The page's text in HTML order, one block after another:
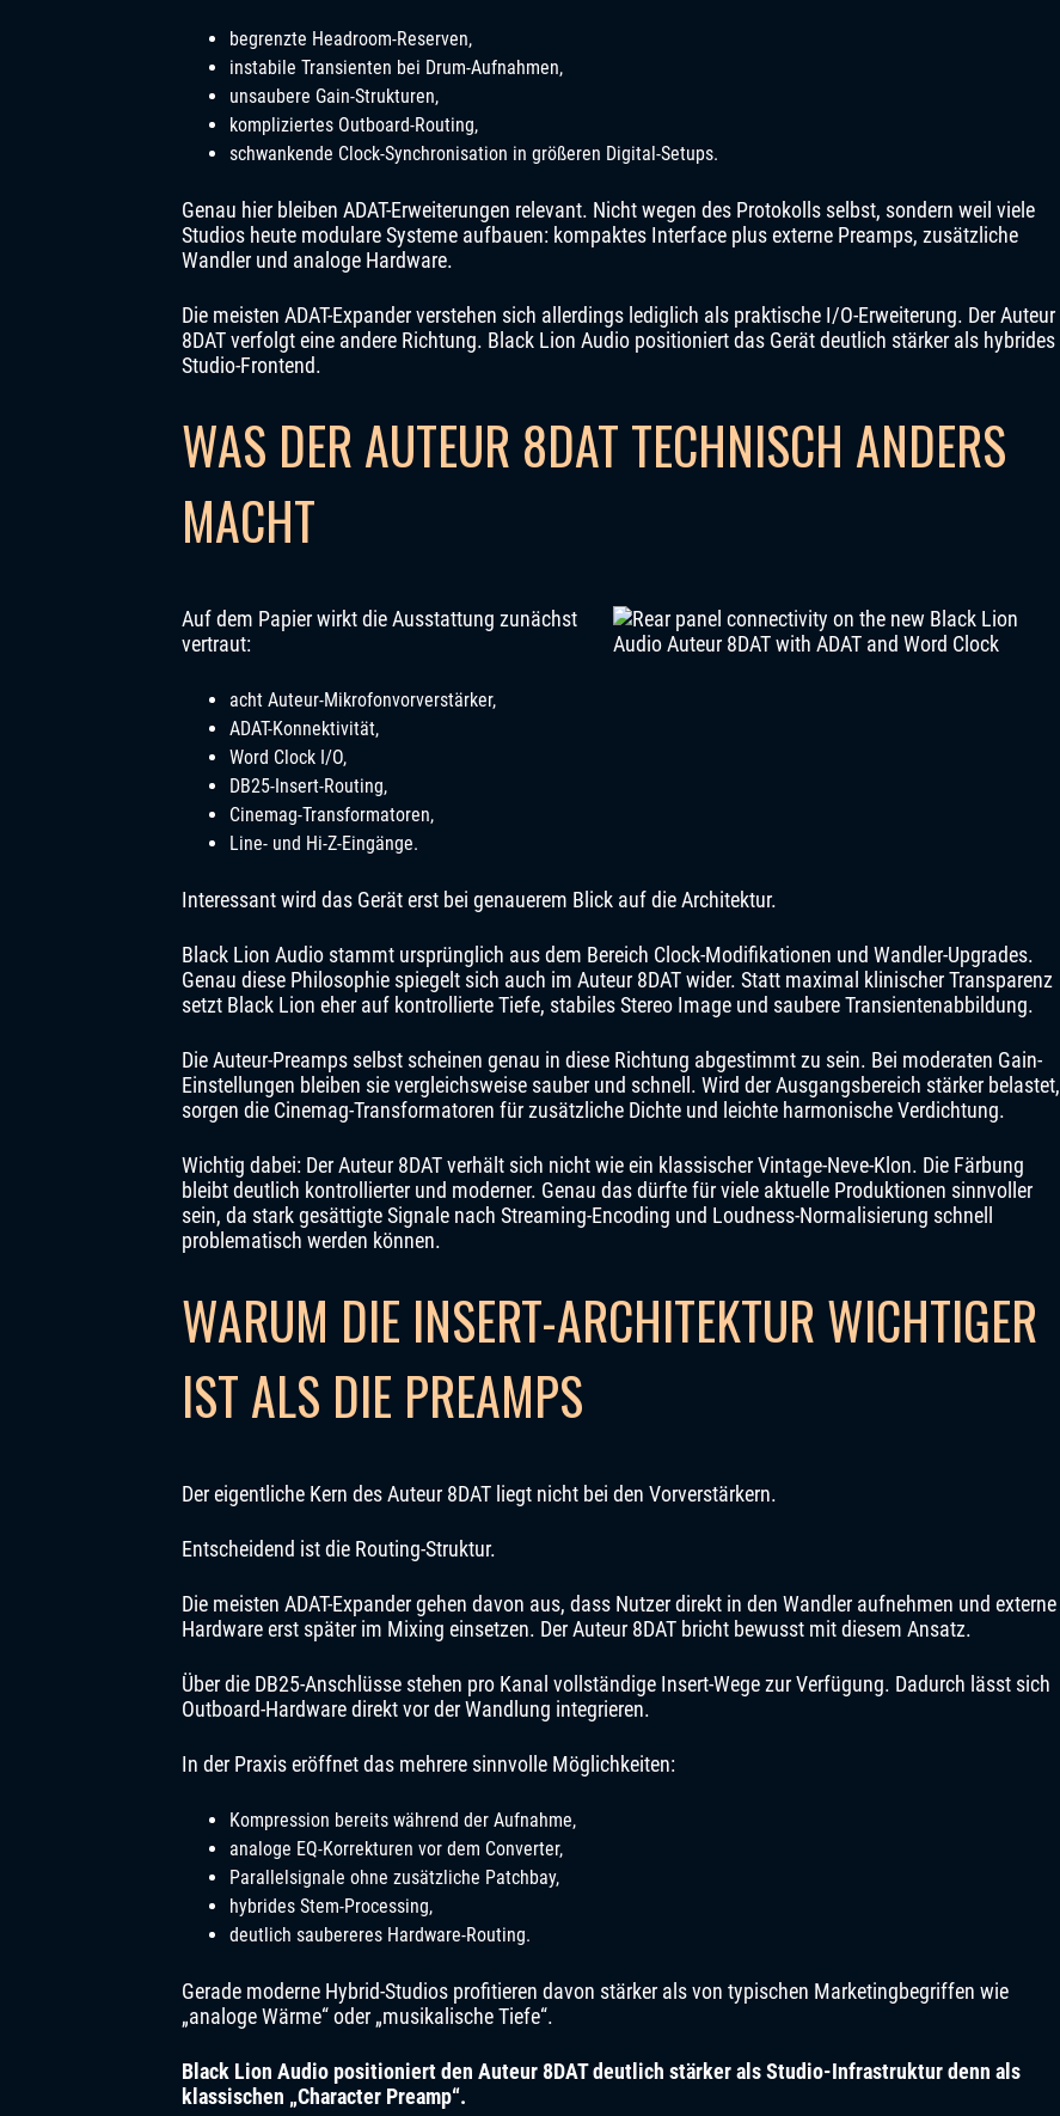
begrenzte Headroom-Reserven,
instabile Transienten bei Drum-Aufnahmen,
unsaubere Gain-Strukturen,
kompliziertes Outboard-Routing,
schwankende Clock-Synchronisation in größeren Digital-Setups.
Genau hier bleiben ADAT-Erweiterungen relevant. Nicht wegen des Protokolls selbst, sondern weil viele
Studios heute modulare Systeme aufbauen: kompaktes Interface plus externe Preamps, zusätzliche
Wandler und analoge Hardware.
Die meisten ADAT-Expander verstehen sich allerdings lediglich als praktische I/O-Erweiterung. Der Auteur
8DAT verfolgt eine andere Richtung. Black Lion Audio positioniert das Gerät deutlich stärker als hybrides
Studio-Frontend.
WAS DER AUTEUR 8DAT TECHNISCH ANDERS
MACHT
Auf dem Papier wirkt die Ausstattung zunächst
vertraut:
acht Auteur-Mikrofonvorverstärker,
ADAT-Konnektivität,
Word Clock I/O,
DB25-Insert-Routing,
Cinemag-Transformatoren,
Line- und Hi-Z-Eingänge.
Interessant wird das Gerät erst bei genauerem Blick auf die Architektur.
Black Lion Audio stammt ursprünglich aus dem Bereich Clock-Modifikationen und Wandler-Upgrades.
Genau diese Philosophie spiegelt sich auch im Auteur 8DAT wider. Statt maximal klinischer Transparenz
setzt Black Lion eher auf kontrollierte Tiefe, stabiles Stereo Image und saubere Transientenabbildung.
Die Auteur-Preamps selbst scheinen genau in diese Richtung abgestimmt zu sein. Bei moderaten Gain-
Einstellungen bleiben sie vergleichsweise sauber und schnell. Wird der Ausgangsbereich stärker belastet,
sorgen die Cinemag-Transformatoren für zusätzliche Dichte und leichte harmonische Verdichtung.
Wichtig dabei: Der Auteur 8DAT verhält sich nicht wie ein klassischer Vintage-Neve-Klon. Die Färbung
bleibt deutlich kontrollierter und moderner. Genau das dürfte für viele aktuelle Produktionen sinnvoller
sein, da stark gesättigte Signale nach Streaming-Encoding und Loudness-Normalisierung schnell
problematisch werden können.
WARUM DIE INSERT-ARCHITEKTUR WICHTIGER
IST ALS DIE PREAMPS
Der eigentliche Kern des Auteur 8DAT liegt nicht bei den Vorverstärkern.
Entscheidend ist die Routing-Struktur.
Die meisten ADAT-Expander gehen davon aus, dass Nutzer direkt in den Wandler aufnehmen und externe
Hardware erst später im Mixing einsetzen. Der Auteur 8DAT bricht bewusst mit diesem Ansatz.
Über die DB25-Anschlüsse stehen pro Kanal vollständige Insert-Wege zur Verfügung. Dadurch lässt sich
Outboard-Hardware direkt vor der Wandlung integrieren.
In der Praxis eröffnet das mehrere sinnvolle Möglichkeiten:
Kompression bereits während der Aufnahme,
analoge EQ-Korrekturen vor dem Converter,
Parallelsignale ohne zusätzliche Patchbay,
hybrides Stem-Processing,
deutlich saubereres Hardware-Routing.
Gerade moderne Hybrid-Studios profitieren davon stärker als von typischen Marketingbegriffen wie
„analoge Wärme“ oder „musikalische Tiefe“.
Black Lion Audio positioniert den Auteur 8DAT deutlich stärker als Studio-Infrastruktur denn als
klassischen „Character Preamp“.